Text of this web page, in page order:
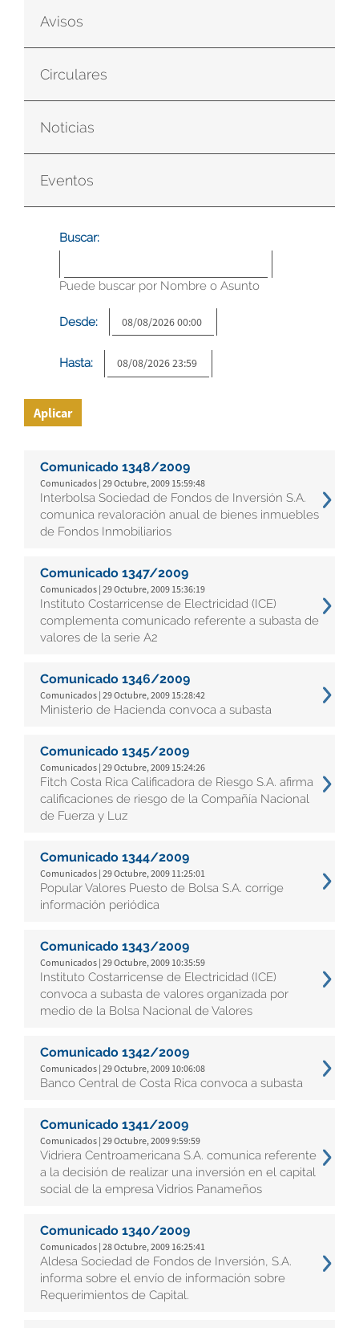
Avisos
Circulares
Noticias
Eventos
Buscar:
Puede buscar por Nombre o Asunto
Desde:
Hasta:
Aplicar
Comunicado 1348/2009
Comunicados | 29 Octubre, 2009 15:59:48
Interbolsa Sociedad de Fondos de Inversión S.A.
comunica revaloración anual de bienes inmuebles
de Fondos Inmobiliarios
Comunicado 1347/2009
Comunicados | 29 Octubre, 2009 15:36:19
Instituto Costarricense de Electricidad (ICE)
complementa comunicado referente a subasta de
valores de la serie A2
Comunicado 1346/2009
Comunicados | 29 Octubre, 2009 15:28:42
Ministerio de Hacienda convoca a subasta
Comunicado 1345/2009
Comunicados | 29 Octubre, 2009 15:24:26
Fitch Costa Rica Calificadora de Riesgo S.A. afirma
calificaciones de riesgo de la Compañía Nacional
de Fuerza y Luz
Comunicado 1344/2009
Comunicados | 29 Octubre, 2009 11:25:01
Popular Valores Puesto de Bolsa S.A. corrige
información periódica
Comunicado 1343/2009
Comunicados | 29 Octubre, 2009 10:35:59
Instituto Costarricense de Electricidad (ICE)
convoca a subasta de valores organizada por
medio de la Bolsa Nacional de Valores
Comunicado 1342/2009
Comunicados | 29 Octubre, 2009 10:06:08
Banco Central de Costa Rica convoca a subasta
Comunicado 1341/2009
Comunicados | 29 Octubre, 2009 9:59:59
Vidriera Centroamericana S.A. comunica referente
a la decisión de realizar una inversión en el capital
social de la empresa Vidrios Panameños
Comunicado 1340/2009
Comunicados | 28 Octubre, 2009 16:25:41
Aldesa Sociedad de Fondos de Inversión, S.A.
informa sobre el envío de información sobre
Requerimientos de Capital.